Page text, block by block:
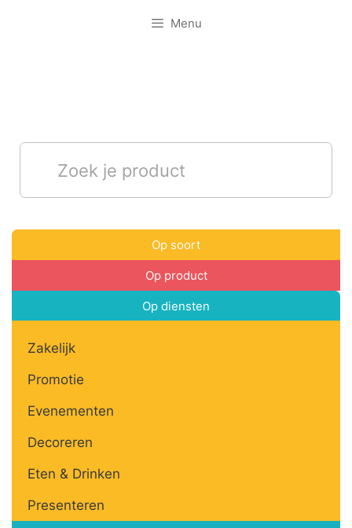
Menu
Op soort
Op product
Op diensten
Zakelijk
Promotie
Evenementen
Decoreren
Eten & Drinken
Presenteren